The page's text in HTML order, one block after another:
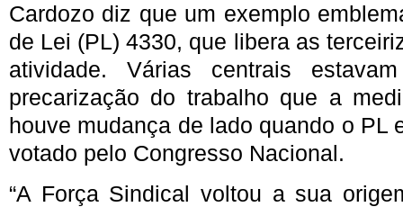
Cardozo diz que um exemplo
de Lei (PL) 4330, que libera as
atividade. Várias centrais
precarização do trabalho que a
houve mudança de lado quando o PL
votado pelo Congresso Nacional.
“A Força Sindical voltou a sua